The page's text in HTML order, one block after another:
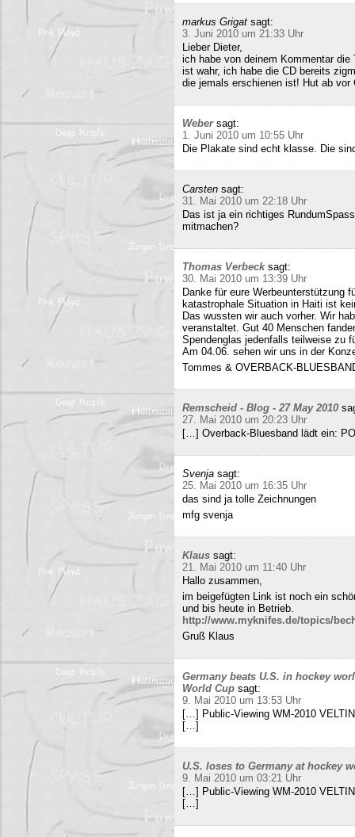
markus Grigat sagt:
3. Juni 2010 um 21:33 Uhr
Lieber Dieter,
ich habe von deinem Kommentar
ist wahr, ich habe die CD bereits
die jemals erschienen ist! Hut ab vor
Weber sagt:
1. Juni 2010 um 10:55 Uhr
Die Plakate sind echt klasse. Die
Carsten sagt:
31. Mai 2010 um 22:18 Uhr
Das ist ja ein richtiges
mitmachen?
Thomas Verbeck sagt:
30. Mai 2010 um 13:39 Uhr
Danke für eure Werbeunterstützung
katastrophale Situation in Haiti ist
Das wussten wir auch vorher. Wir
veranstaltet. Gut 40 Menschen
Spendenglas jedenfalls teilweise zu
Am 04.06. sehen wir uns in der
Tommes & OVERBACK-
Remscheid - Blog - 27 May 2010
27. Mai 2010 um 20:23 Uhr
[…] Overback-Bluesband lädt ein:
Svenja sagt:
25. Mai 2010 um 16:35 Uhr
das sind ja tolle Zeichnungen
mfg svenja
Klaus sagt:
21. Mai 2010 um 11:40 Uhr
Hallo zusammen,
im beigefügten Link ist noch ein
und bis heute in Betrieb.
http://www.myknifes.de/topics/
Gruß Klaus
Germany beats U.S. in hockey
World Cup sagt:
9. Mai 2010 um 13:53 Uhr
[…] Public-Viewing WM-2010
[…]
U.S. loses to Germany at hockey
9. Mai 2010 um 03:21 Uhr
[…] Public-Viewing WM-2010
[…]